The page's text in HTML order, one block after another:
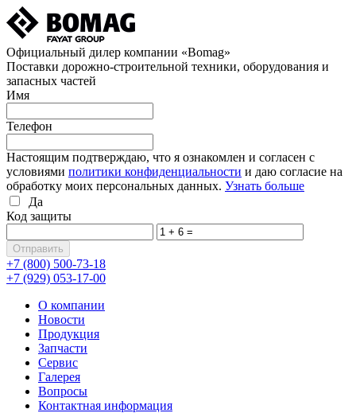
Официальный дилер компании «Bomag»
Поставки дорожно-строительной техники, оборудования и
запасных частей
Имя
Телефон
Настоящим подтверждаю, что я ознакомлен и согласен с
условиями политики конфиденциальности и даю согласие на
обработку моих персональных данных. Узнать больше
Да
Код защиты
+7 (800) 500-73-18
+7 (929) 053-17-00
О компании
Новости
Продукция
Запчасти
Сервис
Галерея
Вопросы
Контактная информация